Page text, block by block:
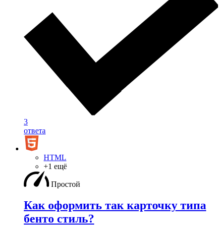
3
ответа
HTML
+1 ещё
Простой
Как оформить так карточку типа
бенто стиль?